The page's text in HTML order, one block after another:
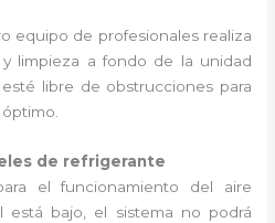
equipo de profesionales realiza
limpieza a fondo de la unidad
libre de obstrucciones para
de refrigerante
el funcionamiento del aire
está bajo, el sistema no podrá